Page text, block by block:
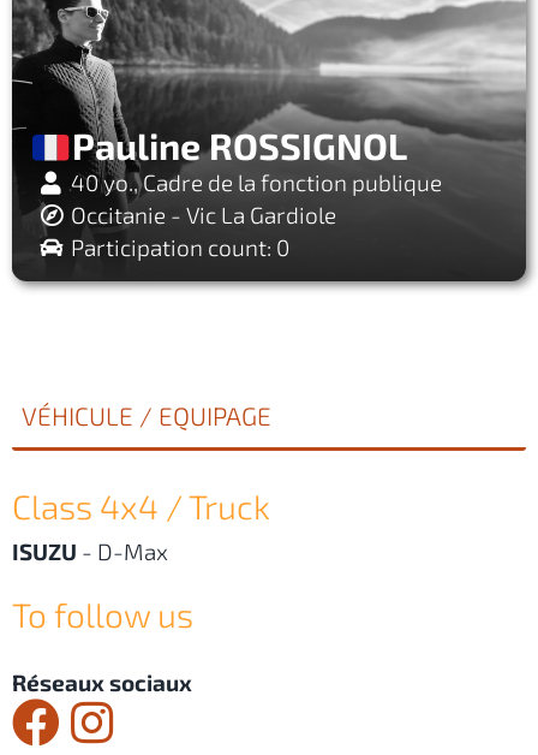
Pauline ROSSIGNOL
40 yo., Cadre de la fonction publique
Occitanie - Vic La Gardiole
Participation count: 0
VÉHICULE / EQUIPAGE
Class 4x4 / Truck
ISUZU - D-Max
To follow us
Réseaux sociaux